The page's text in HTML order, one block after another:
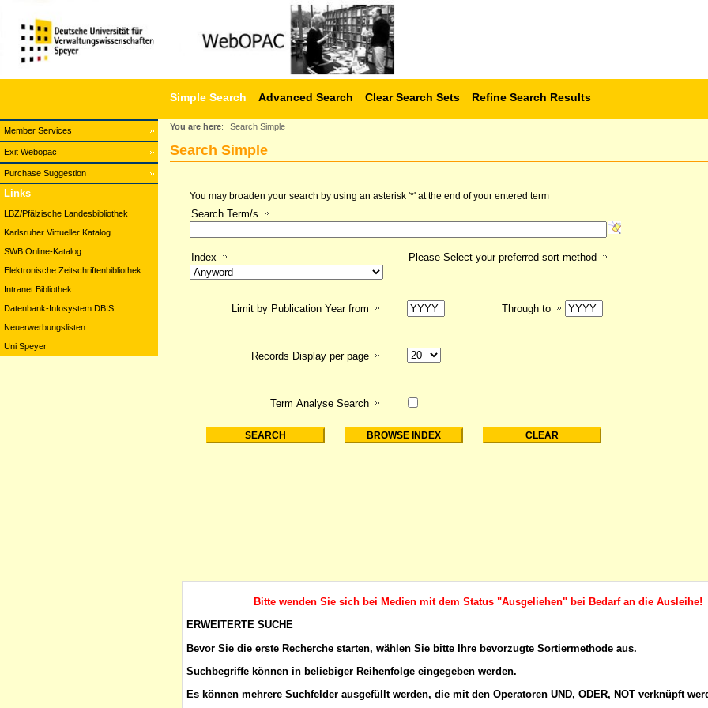
Member Services
Exit Webopac
Purchase Suggestion
Simple Search Advanced Search Clear Search Sets Refine Search Results
Links
LBZ/Pfälzische Landesbibliothek
Karlsruher Virtueller Katalog
SWB Online-Katalog
Elektronische Zeitschriftenbibliothek
Intranet Bibliothek
Datenbank-Infosystem DBIS
Neuerwerbungslisten
Uni Speyer
You are here: Search Simple
Search Simple
You may broaden your search by using an asterisk '*' at the end of your entered term
Search Term/s
Index Please Select your preferred sort method
Term Analyse Search
Limit by Publication Year from Through to
Records Display per page
Bitte wenden Sie sich bei Medien mit dem Status "Ausgeliehen" bei Bedarf an die Ausleihe!
ERWEITERTE SUCHE
Bevor Sie die erste Recherche starten, wählen Sie bitte Ihre bevorzugte Sortiermethode aus.
Suchbegriffe können in beliebiger Reihenfolge eingegeben werden.
Es können mehrere Suchfelder ausgefüllt werden, die mit den Operatoren UND, ODER, NOT verknüpft